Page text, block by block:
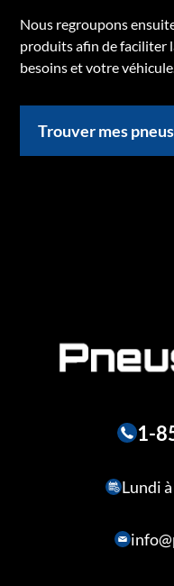
Nous regroupons
produits afin de faciliter
besoins et votre
Trouver mes pneus
1-
Lundi